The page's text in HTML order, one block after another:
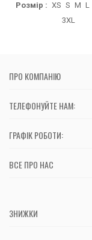
Розмір : XS S M L
3XL
ПРО КОМПАНІЮ
ТЕЛЕФОНУЙТЕ НАМ:
ГРАФІК РОБОТИ:
ВСЕ ПРО НАС
ЗНИЖКИ